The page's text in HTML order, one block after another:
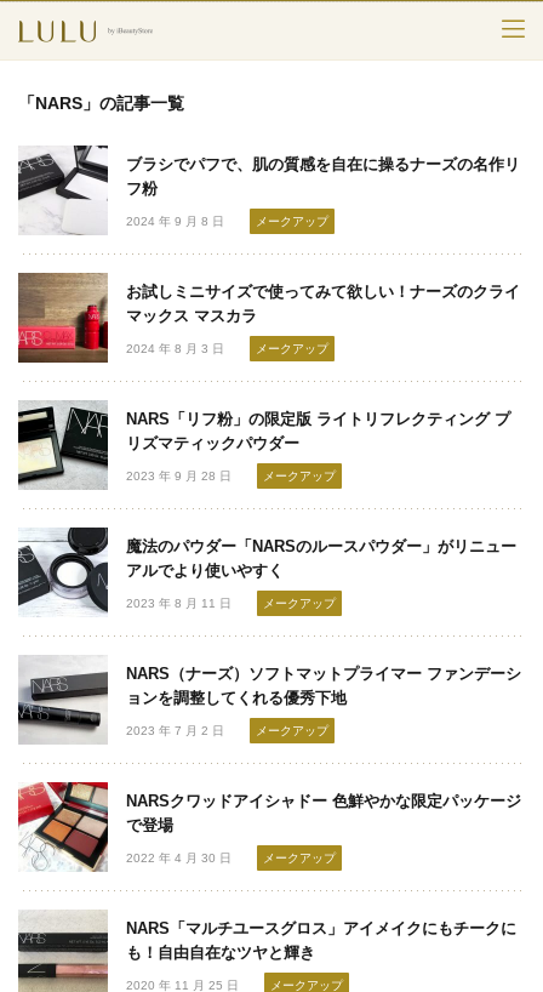
スキンケア
メークアップ
エイジングケア
フレグランス
ボディ＆ヘア
ライフスタイル
検索
「NARS」の記事一覧
ブラシでパフで、肌の質感を自在に操るナーズの名作リ
フ粉
2024 年 9 月 8 日 メークアップ
お試しミニサイズで使ってみて欲しい！ナーズのクライ
マックス マスカラ
2024 年 8 月 3 日 メークアップ
NARS「リフ粉」の限定版 ライトリフレクティング プ
リズマティックパウダー
2023 年 9 月 28 日 メークアップ
魔法のパウダー「NARSのルースパウダー」がリニュー
アルでより使いやすく
2023 年 8 月 11 日 メークアップ
NARS（ナーズ）ソフトマットプライマー ファンデーシ
ョンを調整してくれる優秀下地
2023 年 7 月 2 日 メークアップ
NARSクワッドアイシャドー 色鮮やかな限定パッケージ
で登場
2022 年 4 月 30 日 メークアップ
NARS「マルチユースグロス」アイメイクにもチークに
も！自由自在なツヤと輝き
2020 年 11 月 25 日 メークアップ